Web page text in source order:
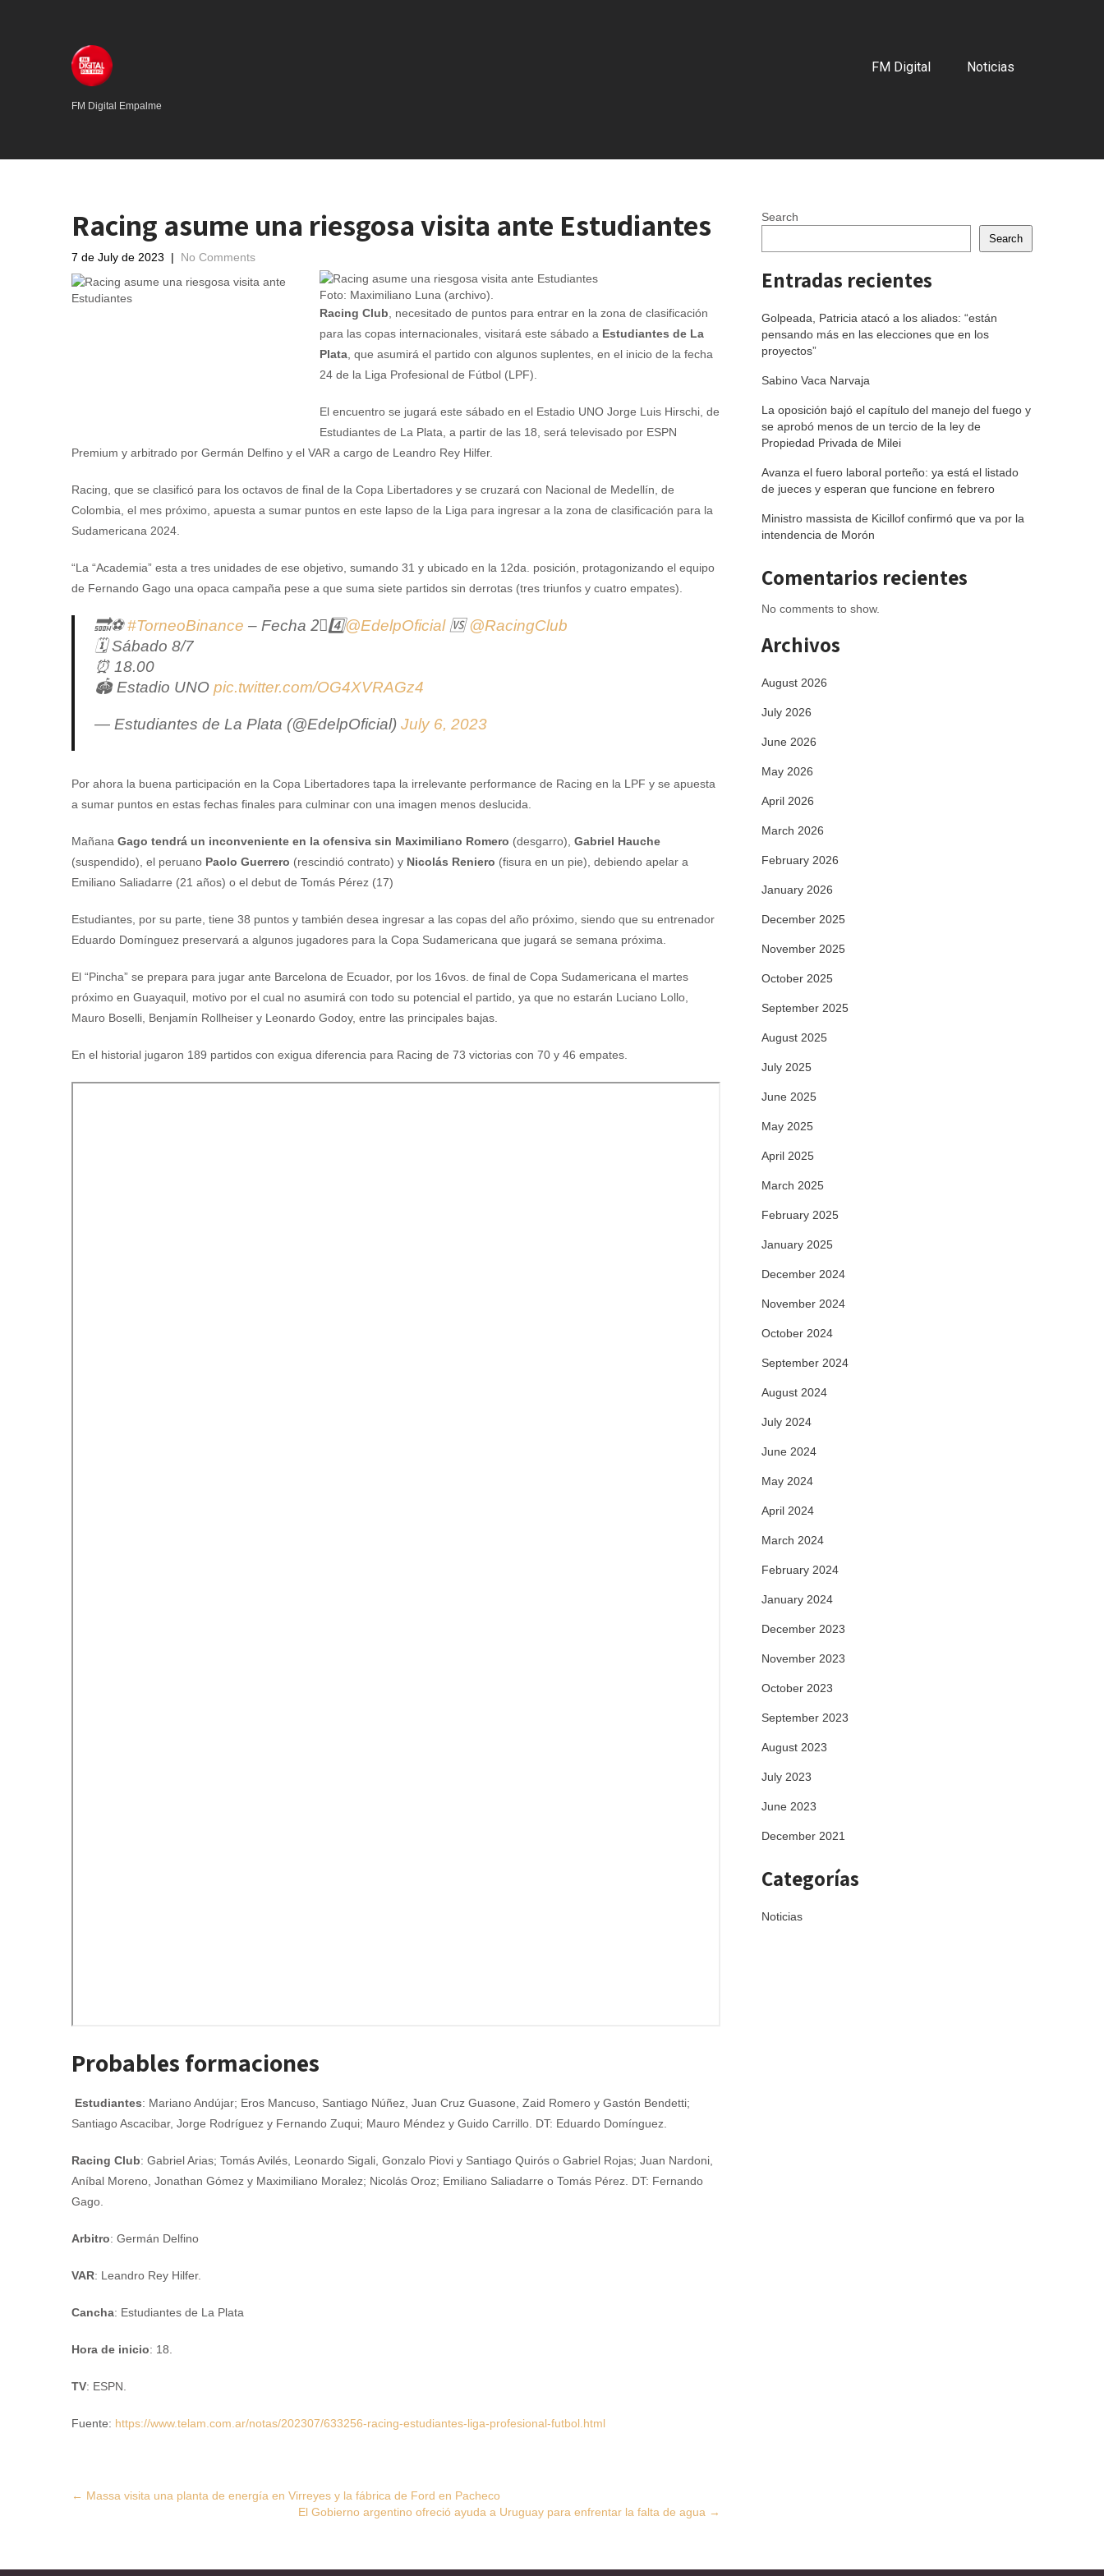
FM Digital Empalme
FM Digital Noticias
Racing asume una riesgosa visita ante Estudiantes
7 de July de 2023 | No Comments
Foto: Maximiliano Luna (archivo).
Racing Club, necesitado de puntos para entrar en la zona de clasificación
para las copas internacionales, visitará este sábado a Estudiantes de La
Plata, que asumirá el partido con algunos suplentes, en el inicio de la fecha
24 de la Liga Profesional de Fútbol (LPF).
El encuentro se jugará este sábado en el Estadio UNO Jorge Luis Hirschi, de
Estudiantes de La Plata, a partir de las 18, será televisado por ESPN
Premium y arbitrado por Germán Delfino y el VAR a cargo de Leandro Rey Hilfer.
Racing, que se clasificó para los octavos de final de la Copa Libertadores y se cruzará con Nacional de Medellín, de
Colombia, el mes próximo, apuesta a sumar puntos en este lapso de la Liga para ingresar a la zona de clasificación para la
Sudamericana 2024.
“La “Academia” esta a tres unidades de ese objetivo, sumando 31 y ubicado en la 12da. posición, protagonizando el equipo
de Fernando Gago una opaca campaña pese a que suma siete partidos sin derrotas (tres triunfos y cuatro empates).
🔜⚽#TorneoBinance – Fecha 2⃣4️⃣@EdelpOficial🆚@RacingClub
🗓 Sábado 8/7
⏰ 18.00
🏟 Estadio UNO pic.twitter.com/OG4XVRAGz4
— Estudiantes de La Plata (@EdelpOficial) July 6, 2023
Por ahora la buena participación en la Copa Libertadores tapa la irrelevante performance de Racing en la LPF y se apuesta
a sumar puntos en estas fechas finales para culminar con una imagen menos deslucida.
Mañana Gago tendrá un inconveniente en la ofensiva sin Maximiliano Romero (desgarro), Gabriel Hauche
(suspendido), el peruano Paolo Guerrero (rescindió contrato) y Nicolás Reniero (fisura en un pie), debiendo apelar a
Emiliano Saliadarre (21 años) o el debut de Tomás Pérez (17)
Estudiantes, por su parte, tiene 38 puntos y también desea ingresar a las copas del año próximo, siendo que su entrenador
Eduardo Domínguez preservará a algunos jugadores para la Copa Sudamericana que jugará se semana próxima.
El “Pincha” se prepara para jugar ante Barcelona de Ecuador, por los 16vos. de final de Copa Sudamericana el martes
próximo en Guayaquil, motivo por el cual no asumirá con todo su potencial el partido, ya que no estarán Luciano Lollo,
Mauro Boselli, Benjamín Rollheiser y Leonardo Godoy, entre las principales bajas.
En el historial jugaron 189 partidos con exigua diferencia para Racing de 73 victorias con 70 y 46 empates.
Probables formaciones
Estudiantes: Mariano Andújar; Eros Mancuso, Santiago Núñez, Juan Cruz Guasone, Zaid Romero y Gastón Bendetti;
Santiago Ascacibar, Jorge Rodríguez y Fernando Zuqui; Mauro Méndez y Guido Carrillo. DT: Eduardo Domínguez.
Racing Club: Gabriel Arias; Tomás Avilés, Leonardo Sigali, Gonzalo Piovi y Santiago Quirós o Gabriel Rojas; Juan Nardoni,
Aníbal Moreno, Jonathan Gómez y Maximiliano Moralez; Nicolás Oroz; Emiliano Saliadarre o Tomás Pérez. DT: Fernando
Gago.
Arbitro: Germán Delfino
VAR: Leandro Rey Hilfer.
Cancha: Estudiantes de La Plata
Hora de inicio: 18.
TV: ESPN.
Fuente: https://www.telam.com.ar/notas/202307/633256-racing-estudiantes-liga-profesional-futbol.html
Post
← Massa visita una planta de energía en Virreyes y la fábrica de Ford en Pacheco
El Gobierno argentino ofreció ayuda a Uruguay para enfrentar la falta de agua →
Search
Search
Entradas recientes
Golpeada, Patricia atacó a los aliados: “están
pensando más en las elecciones que en los
proyectos”
Sabino Vaca Narvaja
La oposición bajó el capítulo del manejo del fuego y
se aprobó menos de un tercio de la ley de
Propiedad Privada de Milei
Avanza el fuero laboral porteño: ya está el listado
de jueces y esperan que funcione en febrero
Ministro massista de Kicillof confirmó que va por la
intendencia de Morón
Comentarios recientes
No comments to show.
Archivos
August 2026
July 2026
June 2026
May 2026
April 2026
March 2026
February 2026
January 2026
December 2025
November 2025
October 2025
September 2025
August 2025
July 2025
June 2025
May 2025
April 2025
March 2025
February 2025
January 2025
December 2024
November 2024
October 2024
September 2024
August 2024
July 2024
June 2024
May 2024
April 2024
March 2024
February 2024
January 2024
December 2023
November 2023
October 2023
September 2023
August 2023
July 2023
June 2023
December 2021
Categorías
Noticias